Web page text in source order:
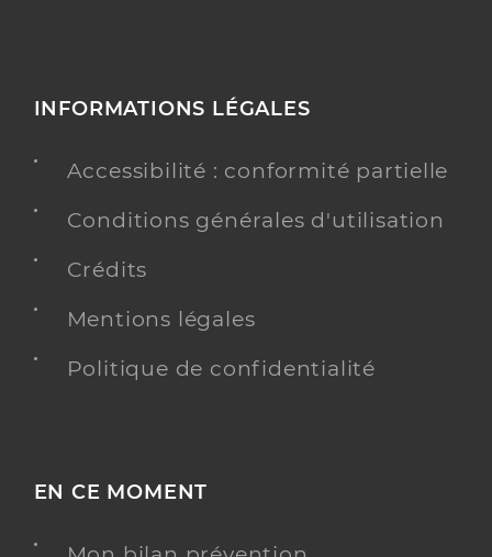
INFORMATIONS LÉGALES
Accessibilité : conformité partielle
Conditions générales d'utilisation
Crédits
Mentions légales
Politique de confidentialité
EN CE MOMENT